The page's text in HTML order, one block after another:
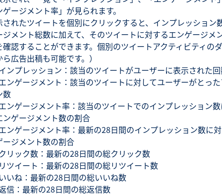
ージメント率」が見られます。
されたツイートを個別にクリックすると、インプレッション
ジメント総数に加えて、そのツイートに対するエンゲージメ
確認することができます。個別のツイートアクティビティの
広告出稿も可能です。）
ンプレッション：該当のツイートがユーザーに表示された
ンゲージメント：該当のツイートに対してユーザーがとっ
数
ンゲージメント率：該当のツイートでのインプレッション
ンゲージメント数の割合
ンゲージメント率：最新の28日間のインプレッション数に
ージメント数の割合
リック数：最新の28日間の総クリック数
ツイート：最新の28日間の総リツイート数
いね：最新の28日間の総いいね数
信：最新の28日間の総返信数